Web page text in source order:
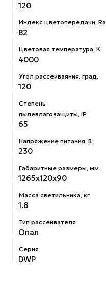
120
Индекс цветопередачи, Ra
82
Цветовая температура, К
4000
Угол рассеиваяния, град.
120
Степень
пылевлагозащиты, IP
65
Напряжение питания, В
230
Габаритные размеры, мм
1265х120x90
Масса светильника, кг
1.8
Тип рассеивателя
Опал
Серия
DWP